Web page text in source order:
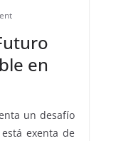
en
un desafío
exenta de